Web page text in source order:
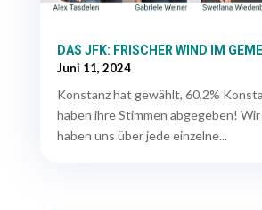
DAS JFK: FRISCHER WIND IM
Juni 11, 2024
Konstanz hat gewählt, 60,2%
haben ihre Stimmen abgegeben! Wir
haben uns über jede einzelne...